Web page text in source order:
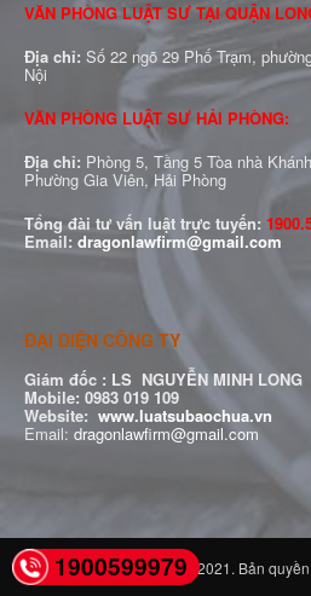
VĂN PHÒNG LUẬT SƯ TẠI QUẬN
Địa chỉ: Số 22 ngõ 29 Phố Trạm,
Nội
VĂN PHÒNG LUẬT SƯ HẢI PHÒNG:
Địa chỉ: Phòng 5, Tầng 5 Tòa nhà
Phường Gia Viên, Hải Phòng
Tổng đài tư vấn luật trực tuyến:
Email: dragonlawfirm@gmail.com
ĐẠI DIỆN CÔNG TY
Giám đốc : LS NGUYỄN MINH LONG
Mobile: 0983 019 109
Website: www.luatsubaochua.vn
Email: dragonlawfirm@gmail.com
© Copyright ®2021. Bản
1900599979